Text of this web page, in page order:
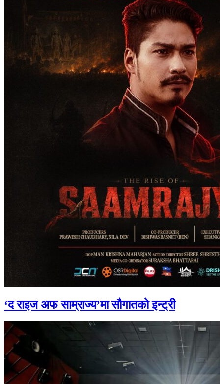
‘द राइज अफ साम्राज्य’मा सौगातको इन्ट्री